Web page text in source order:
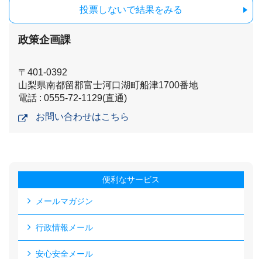
投票しないで結果をみる
政策企画課
〒401-0392
山梨県南都留郡富士河口湖町船津1700番地
電話 : 0555-72-1129(直通)
お問い合わせはこちら
便利なサービス
メールマガジン
行政情報メール
安心安全メール